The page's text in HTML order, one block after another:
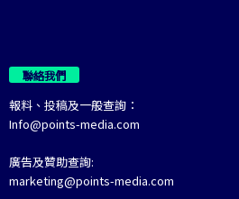
聯絡我們
報料、投稿及一般查詢：
Info@points-media.com
廣告及贊助查詢:
marketing@points-media.com